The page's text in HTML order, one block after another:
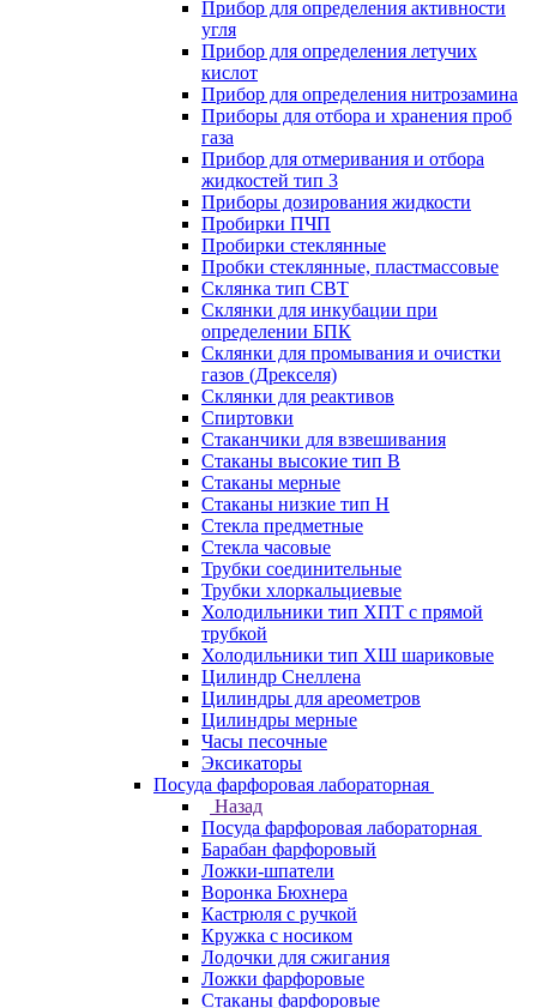
Прибор для определения активности
угля
Прибор для определения летучих
кислот
Прибор для определения нитрозамина
Приборы для отбора и хранения проб
газа
Прибор для отмеривания и отбора
жидкостей тип 3
Приборы дозирования жидкости
Пробирки ПЧП
Пробирки стеклянные
Пробки стеклянные, пластмассовые
Склянка тип СВТ
Склянки для инкубации при
определении БПК
Склянки для промывания и очистки
газов (Дрекселя)
Склянки для реактивов
Спиртовки
Стаканчики для взвешивания
Стаканы высокие тип В
Стаканы мерные
Стаканы низкие тип Н
Стекла предметные
Стекла часовые
Трубки соединительные
Трубки хлоркальциевые
Холодильники тип ХПТ с прямой
трубкой
Холодильники тип ХШ шариковые
Цилиндр Снеллена
Цилиндры для ареометров
Цилиндры мерные
Часы песочные
Эксикаторы
Посуда фарфоровая лабораторная
Назад
Посуда фарфоровая лабораторная
Барабан фарфоровый
Ложки-шпатели
Воронка Бюхнера
Кастрюля с ручкой
Кружка с носиком
Лодочки для сжигания
Ложки фарфоровые
Стаканы фарфоровые